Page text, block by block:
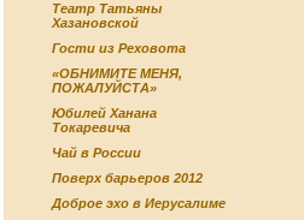
Театр Татьяны
Хазановской
Гости из Реховота
«ОБНИМИТЕ МЕНЯ,
ПОЖАЛУЙСТА»
Юбилей Ханана
Токаревича
Чай в России
Поверх барьеров 2012
Доброе эхо в Иерусалиме